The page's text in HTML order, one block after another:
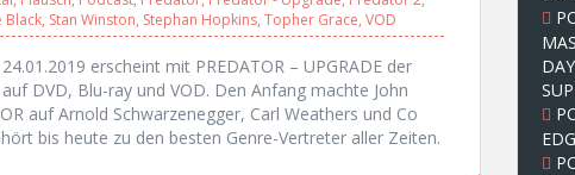
Black, Stan Winston, Stephan Hopkins, Topher Grace, VOD
erscheint mit PREDATOR – UPGRADE der
DVD, Blu-ray und VOD. Den Anfang machte John
auf Arnold Schwarzenegger, Carl Weathers und Co
bis heute zu den besten Genre-Vertreter aller Zeiten.